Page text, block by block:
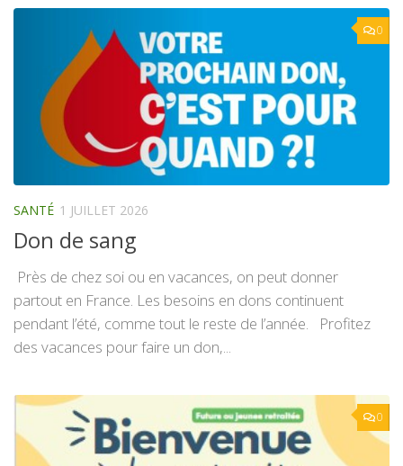
0
SANTÉ 1 JUILLET 2026
Don de sang
Près de chez soi ou en vacances, on peut donner
partout en France. Les besoins en dons continuent
pendant l’été, comme tout le reste de l’année. Profitez
des vacances pour faire un don,...
0